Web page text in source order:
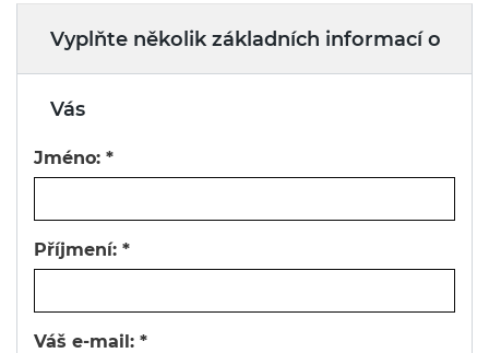
Vyplňte několik základních informací o
Vás
Jméno: *
Příjmení: *
Váš e-mail: *